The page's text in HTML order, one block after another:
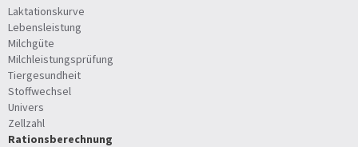
Laktationskurve
Lebensleistung
Milchgüte
Milchleistungsprüfung
Tiergesundheit
Stoffwechsel
Univers
Zellzahl
Rationsberechnung